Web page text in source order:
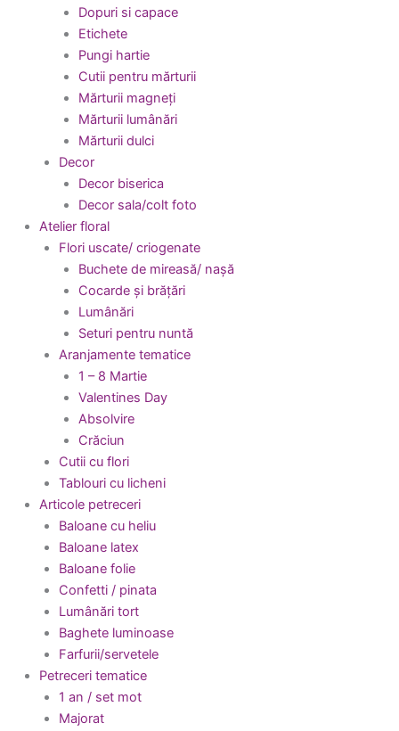
Dopuri si capace
Etichete
Pungi hartie
Cutii pentru mărturii
Mărturii magneți
Mărturii lumânări
Mărturii dulci
Decor
Decor biserica
Decor sala/colt foto
Atelier floral
Flori uscate/ criogenate
Buchete de mireasă/ nașă
Cocarde și brățări
Lumânări
Seturi pentru nuntă
Aranjamente tematice
1 – 8 Martie
Valentines Day
Absolvire
Crăciun
Cutii cu flori
Tablouri cu licheni
Articole petreceri
Baloane cu heliu
Baloane latex
Baloane folie
Confetti / pinata
Lumânări tort
Baghete luminoase
Farfurii/servetele
Petreceri tematice
1 an / set mot
Majorat